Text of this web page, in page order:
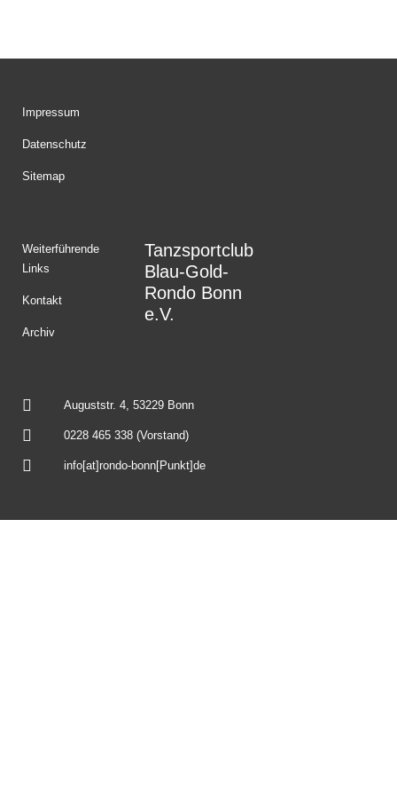
Impressum
Datenschutz
Sitemap
Weiterführende
Links
Kontakt
Archiv
Tanzsportclub
Blau-Gold-
Rondo Bonn
e.V.
Auguststr. 4, 53229 Bonn
0228 465 338 (Vorstand)
info[at]rondo-bonn[Punkt]de